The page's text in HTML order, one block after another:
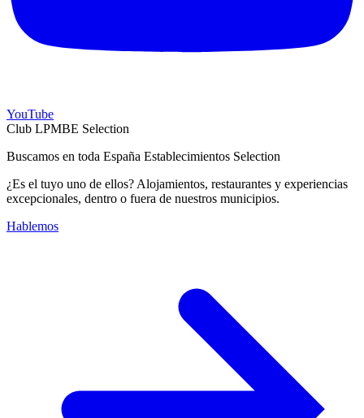
YouTube
Club LPMBE Selection
Buscamos en toda España Establecimientos Selection
¿Es el tuyo uno de ellos? Alojamientos, restaurantes y experiencias
excepcionales, dentro o fuera de nuestros municipios.
Hablemos